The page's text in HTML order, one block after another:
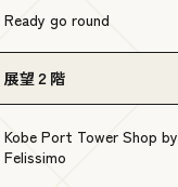
Ready go round
展望２階
Kobe Port Tower Shop by
Felissimo